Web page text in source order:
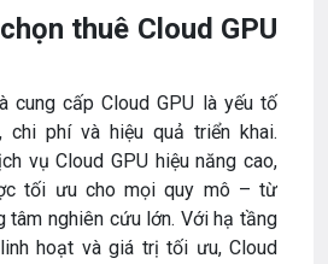
thuê Cloud GPU
cung cấp Cloud GPU là yếu tố
chi phí và hiệu quả triển khai.
vụ Cloud GPU hiệu năng cao,
tối ưu cho mọi quy mô – từ
tâm nghiên cứu lớn. Với hạ tầng
hoạt và giá trị tối ưu, Cloud